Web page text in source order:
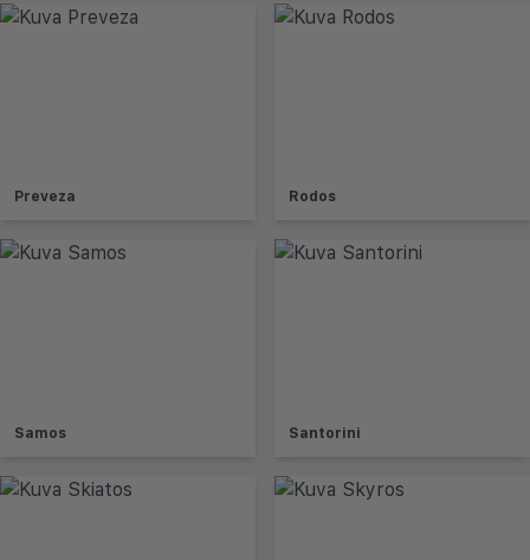
Preveza Rodos
Samos Santorini